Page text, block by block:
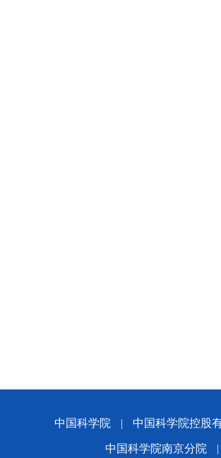
中国科学院 | 中国科学院控股
中国科学院南京分院 |